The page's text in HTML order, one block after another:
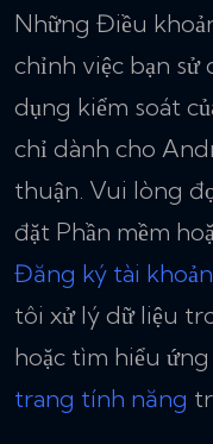
Những Điều
chỉnh việc bạn sử
dụng kiểm soát
chỉ dành cho
thuận. Vui lòng
đặt Phần mềm
Đăng ký tài
tôi xử lý dữ liệu
hoặc tìm hiểu
trang tính năng